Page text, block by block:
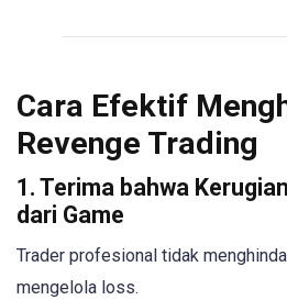
Cara Efektif
Revenge Trading
1. Terima bahwa
dari Game
Trader profesional tidak
mengelola loss.